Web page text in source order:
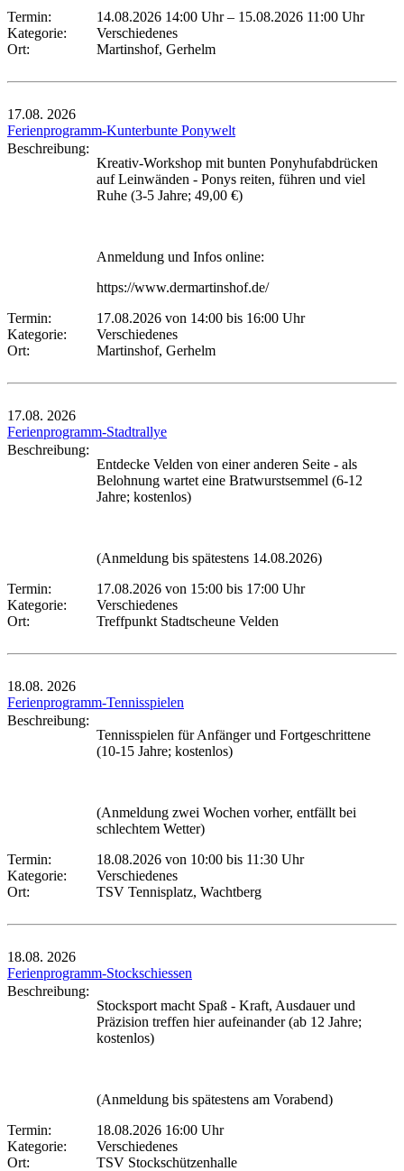
Termin: 14.08.2026 14:00 Uhr– 15.08.2026 11:00 Uhr
Kategorie:
Verschiedenes
Ort:
Martinshof, Gerhelm
17.08. 2026
Ferienprogramm-Kunterbunte Ponywelt
Beschreibung:
Kreativ-Workshop mit bunten Ponyhufabdrücken
auf Leinwänden - Ponys reiten, führen und viel
Ruhe (3-5 Jahre; 49,00 €)
Anmeldung und Infos online:
https://www.dermartinshof.de/
Termin:
17.08.2026 von 14:00 bis 16:00 Uhr
Kategorie:
Verschiedenes
Ort:
Martinshof, Gerhelm
17.08. 2026
Ferienprogramm-Stadtrallye
Beschreibung:
Entdecke Velden von einer anderen Seite - als
Belohnung wartet eine Bratwurstsemmel (6-12
Jahre; kostenlos)
(Anmeldung bis spätestens 14.08.2026)
Termin:
17.08.2026 von 15:00 bis 17:00 Uhr
Kategorie:
Verschiedenes
Ort:
Treffpunkt Stadtscheune Velden
18.08. 2026
Ferienprogramm-Tennisspielen
Beschreibung:
Tennisspielen für Anfänger und Fortgeschrittene
(10-15 Jahre; kostenlos)
(Anmeldung zwei Wochen vorher, entfällt bei
schlechtem Wetter)
Termin:
18.08.2026 von 10:00 bis 11:30 Uhr
Kategorie:
Verschiedenes
Ort:
TSV Tennisplatz, Wachtberg
18.08. 2026
Ferienprogramm-Stockschiessen
Beschreibung:
Stocksport macht Spaß - Kraft, Ausdauer und
Präzision treffen hier aufeinander (ab 12 Jahre;
kostenlos)
(Anmeldung bis spätestens am Vorabend)
Termin:
18.08.2026 16:00 Uhr
Kategorie:
Verschiedenes
Ort:
TSV Stockschützenhalle